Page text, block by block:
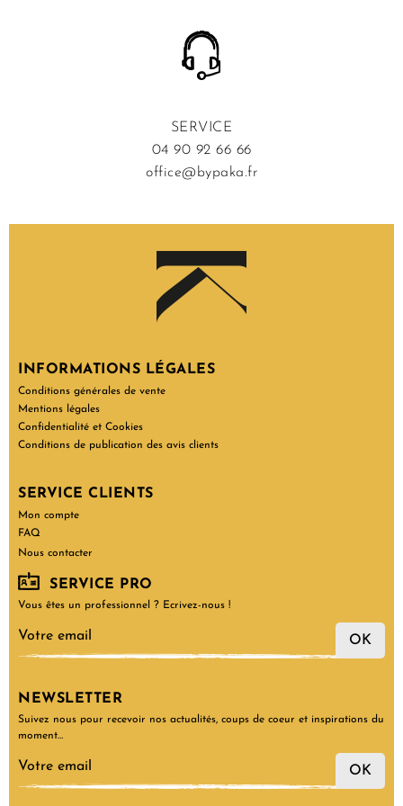
SERVICE
04 90 92 66 66
office@bypaka.fr
INFORMATIONS LÉGALES
Conditions générales de vente
Mentions légales
Confidentialité et Cookies
Conditions de publication des avis clients
SERVICE CLIENTS
Mon compte
FAQ
Nous contacter
SERVICE PRO
Vous êtes un professionnel ? Ecrivez-nous !
OK
NEWSLETTER
Suivez nous pour recevoir nos actualités, coups de coeur et inspirations du
moment…
OK